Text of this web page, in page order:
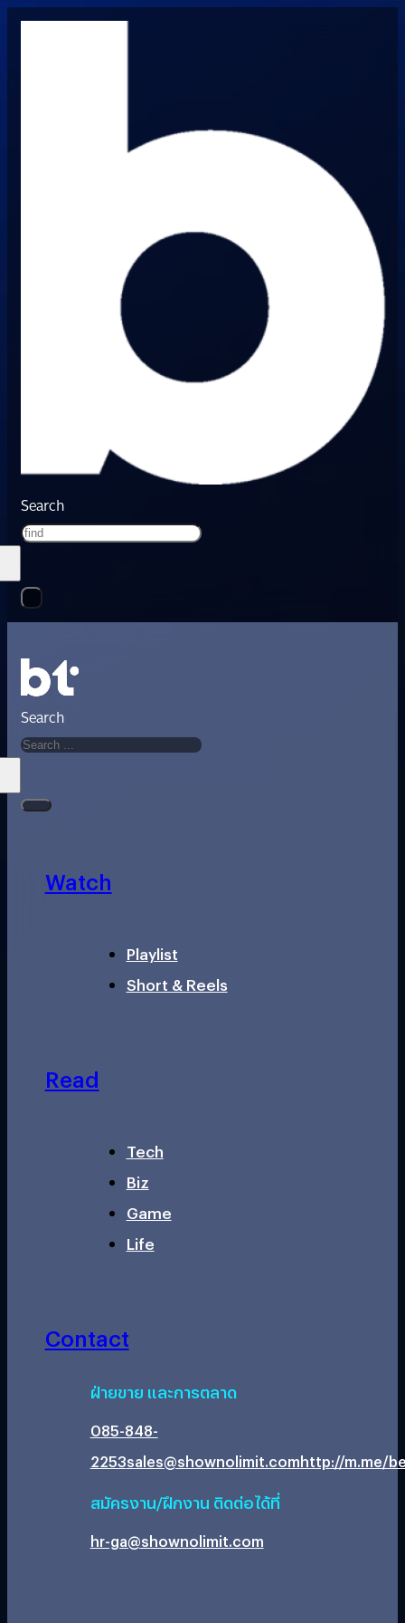
Search
Search
Watch
Playlist
Short & Reels
Read
Tech
Biz
Game
Life
Contact
ฝ่ายขาย และการตลาด
085-848-
2253sales@shownolimit.comhttp://m.me/
สมัครงาน/ฝึกงาน ติดต่อได้ที่
hr-ga@shownolimit.com